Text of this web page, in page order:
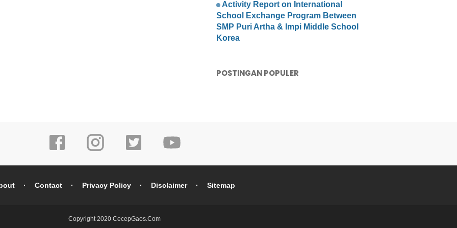
Activity Report on International
School Exchange Program Between
SMP Puri Artha & Impi Middle School
Korea
POSTINGAN POPULER
Contact Privacy Policy Disclaimer Sitemap
Copyright 2020 CecepGaos.Com